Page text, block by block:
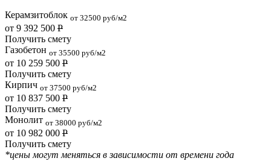
Керамзитоблок от 32500 руб/м2
от 9 392 500 Р
Получить смету
Газобетон от 35500 руб/м2
от 10 259 500 Р
Получить смету
Кирпич от 37500 руб/м2
от 10 837 500 Р
Получить смету
Монолит от 38000 руб/м2
от 10 982 000 Р
Получить смету
*цены могут меняться в зависимости от времени года